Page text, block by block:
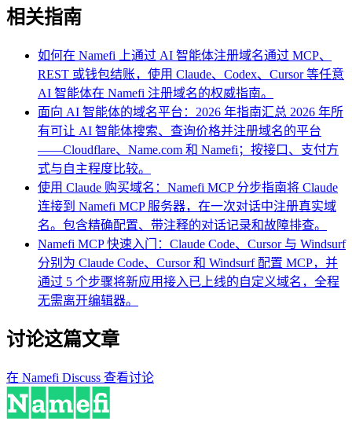
相关指南
如何在 Namefi 上通过 AI 智能体注册域名通过 MCP、
REST 或钱包结账，使用 Claude、Codex、Cursor 等任意
AI 智能体在 Namefi 注册域名的权威指南。
面向 AI 智能体的域名平台：2026 年指南汇总 2026 年所
有可让 AI 智能体搜索、查询价格并注册域名的平台
——Cloudflare、Name.com 和 Namefi；按接口、支付方
式与自主程度比较。
使用 Claude 购买域名：Namefi MCP 分步指南将 Claude
连接到 Namefi MCP 服务器，在一次对话中注册真实域
名。包含精确配置、带注释的对话记录和故障排查。
Namefi MCP 快速入门：Claude Code、Cursor 与 Windsurf
分别为 Claude Code、Cursor 和 Windsurf 配置 MCP，并
通过 5 个步骤将新应用接入已上线的自定义域名，全程
无需离开编辑器。
讨论这篇文章
在 Namefi Discuss 查看讨论